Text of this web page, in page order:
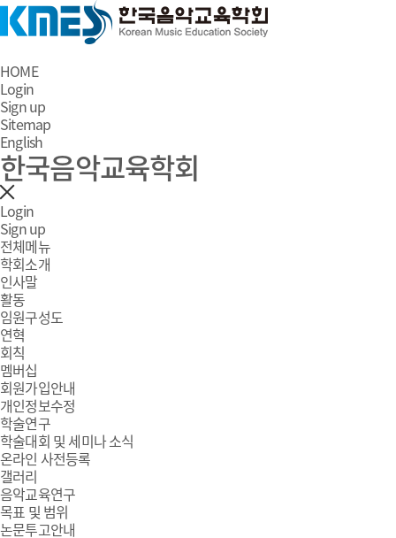
HOME
Login
Sign up
Sitemap
English
한국음악교육학회
Login
Sign up
전체메뉴
학회소개
인사말
활동
임원구성도
연혁
회칙
멤버십
회원가입안내
개인정보수정
학술연구
학술대회 및 세미나 소식
온라인 사전등록
갤러리
음악교육연구
목표 및 범위
논문투고안내